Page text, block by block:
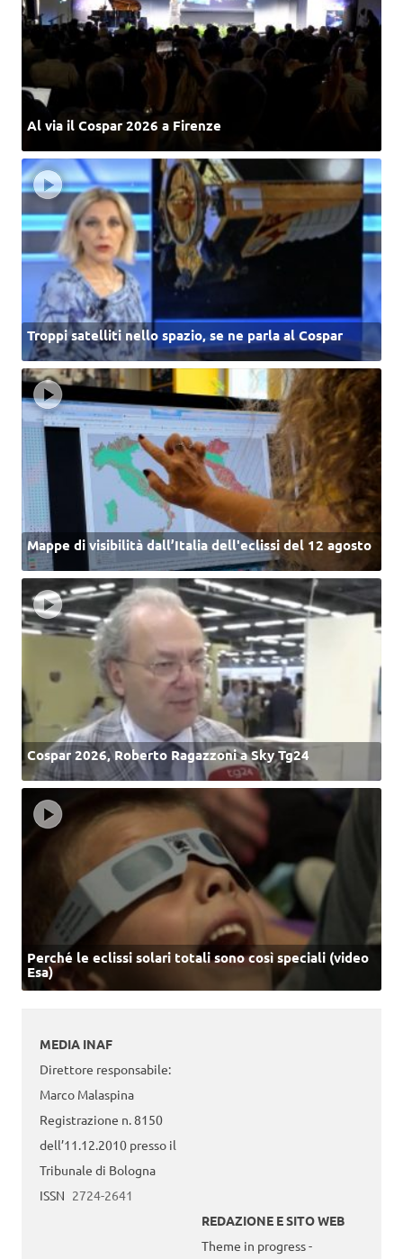
Al via il Cospar 2026 a Firenze
Troppi satelliti nello spazio, se ne parla al Cospar
Mappe di visibilità dall’Italia dell'eclissi del 12 agosto
Cospar 2026, Roberto Ragazzoni a Sky Tg24
Perché le eclissi solari totali sono così speciali (video
Esa)
MEDIA INAF
Direttore responsabile:
Marco Malaspina
Registrazione n. 8150
dell’11.12.2010 presso il
Tribunale di Bologna
ISSN 2724-2641
REDAZIONE E SITO WEB
Theme in progress -